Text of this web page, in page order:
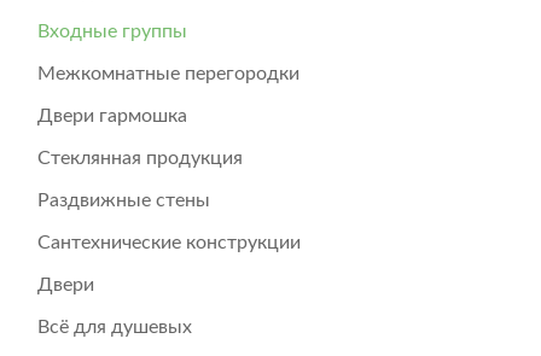
Входные группы
Межкомнатные перегородки
Двери гармошка
Стеклянная продукция
Раздвижные стены
Сантехнические конструкции
Двери
Всё для душевых